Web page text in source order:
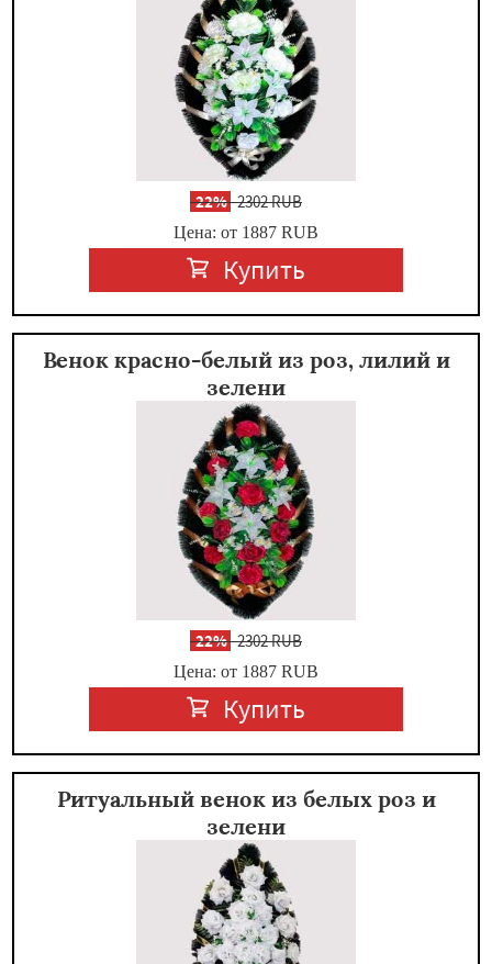
-22%2302 RUB
Цена: от 1887 RUB
Купить
Венок красно-белый из роз, лилий и
зелени
-22%2302 RUB
Цена: от 1887 RUB
Купить
Ритуальный венок из белых роз и
зелени